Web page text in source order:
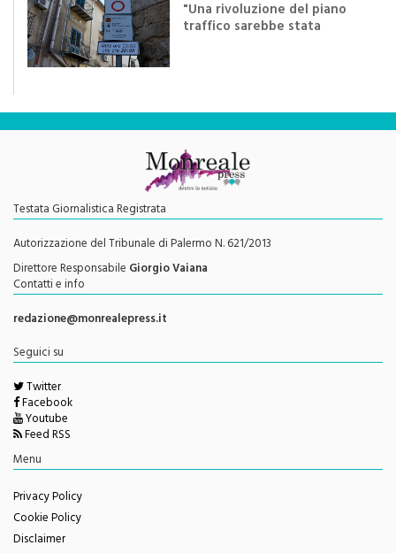
diRedazione
"Una rivoluzione del piano
Testata Giornalistica Registrata
Autorizzazione del Tribunale di Palermo N. 621/2013
Direttore ResponsabileGiorgio Vaiana
Contatti e info
redazione@monrealepress.it
Seguici su
Twitter
Facebook
Youtube
Feed RSS
Privacy Policy
Cookie Policy